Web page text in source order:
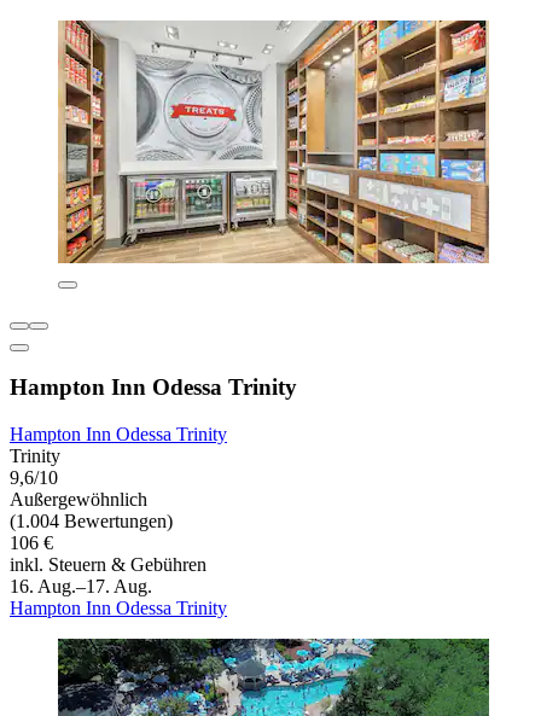
Hampton Inn Odessa Trinity
Hampton Inn Odessa Trinity
Trinity
9,6/10
Außergewöhnlich
(1.004 Bewertungen)
106 €
inkl. Steuern & Gebühren
16. Aug.–17. Aug.
Hampton Inn Odessa Trinity